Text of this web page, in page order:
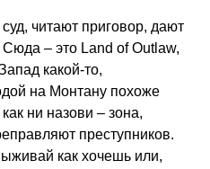
читают приговор, дают
– это Land of Outlaw,
какой-то,
на Монтану похоже
ни назови – зона,
преступников.
как хочешь или,